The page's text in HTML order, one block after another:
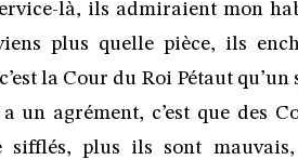
là, ils admiraient mon
plus quelle pièce, ils
la Cour du Roi Pétaut qu’un
agrément, c’est que des
sifflés, plus ils sont